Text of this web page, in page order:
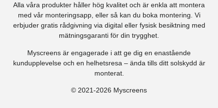
Alla våra produkter håller hög kvalitet och är enkla att montera
med vår monteringsapp, eller så kan du boka montering. Vi
erbjuder gratis rådgivning via digital eller fysisk besiktning med
mätningsgaranti för din trygghet.
Myscreens är engagerade i att ge dig en enastående
kundupplevelse och en helhetsresa – ända tills ditt solskydd är
monterat.
© 2021-2026 Myscreens